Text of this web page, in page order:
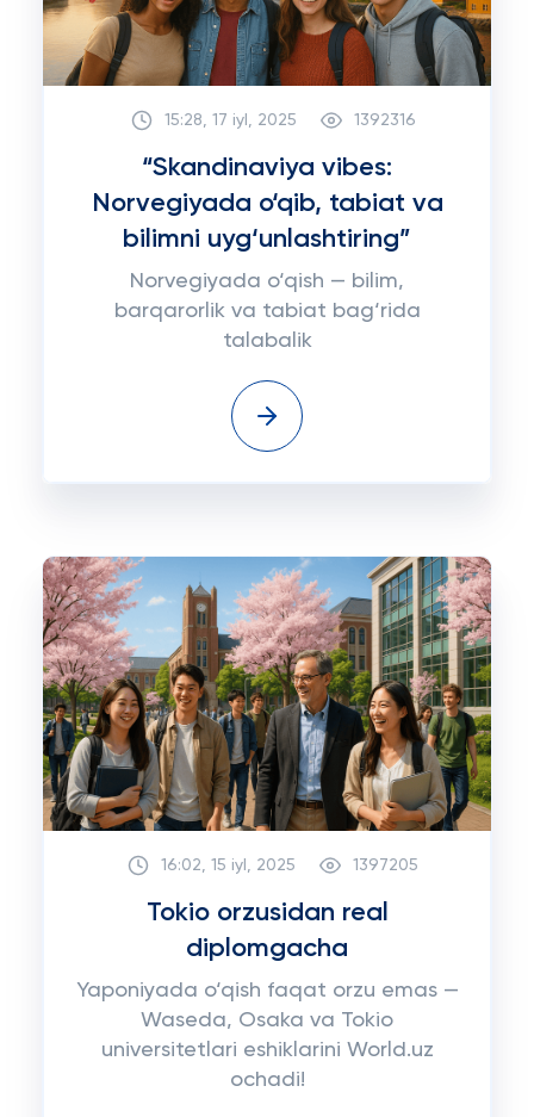
15:28, 17 iyl, 2025 1392316
“Skandinaviya vibes:
Norvegiyada o‘qib, tabiat va
bilimni uyg‘unlashtiring”
Norvegiyada o‘qish — bilim,
barqarorlik va tabiat bag‘rida
talabalik
16:02, 15 iyl, 2025 1397205
Tokio orzusidan real
diplomgacha
Yaponiyada o‘qish faqat orzu emas —
Waseda, Osaka va Tokio
universitetlari eshiklarini World.uz
ochadi!